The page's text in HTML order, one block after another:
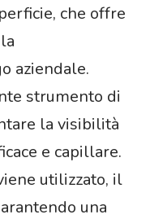
che offre
aziendale.
strumento di
la visibilità
e capillare.
utilizzato, il
una